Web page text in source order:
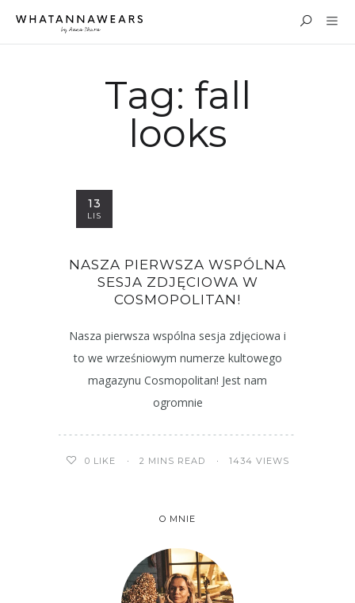
Tag: fall
looks
13
LIS
NASZA PIERWSZA WSPÓLNA
SESJA ZDJĘCIOWA W
COSMOPOLITAN!
Nasza pierwsza wspólna sesja zdjęciowa i
to we wrześniowym numerze kultowego
magazynu Cosmopolitan! Jest nam
ogromnie
0 LIKE 2 MINS READ 1434 VIEWS
O MNIE